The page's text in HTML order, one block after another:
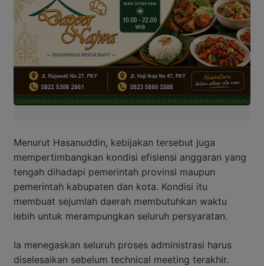
Menurut Hasanuddin, kebijakan tersebut juga
mempertimbangkan kondisi efisiensi anggaran yang
tengah dihadapi pemerintah provinsi maupun
pemerintah kabupaten dan kota. Kondisi itu
membuat sejumlah daerah membutuhkan waktu
lebih untuk merampungkan seluruh persyaratan.
Ia menegaskan seluruh proses administrasi harus
diselesaikan sebelum technical meeting terakhir.